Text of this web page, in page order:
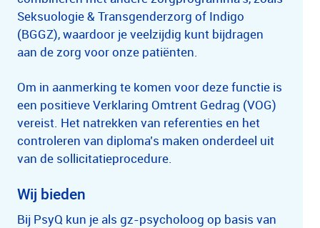
Seksuologie & Transgenderzorg of Indigo
(BGGZ), waardoor je veelzijdig kunt bijdragen
aan de zorg voor onze patiënten.
Om in aanmerking te komen voor deze functie is
een positieve Verklaring Omtrent Gedrag (VOG)
vereist. Het natrekken van referenties en het
controleren van diploma’s maken onderdeel uit
van de sollicitatieprocedure.
Wij bieden
Bij PsyQ kun je als gz-psycholoog op basis van